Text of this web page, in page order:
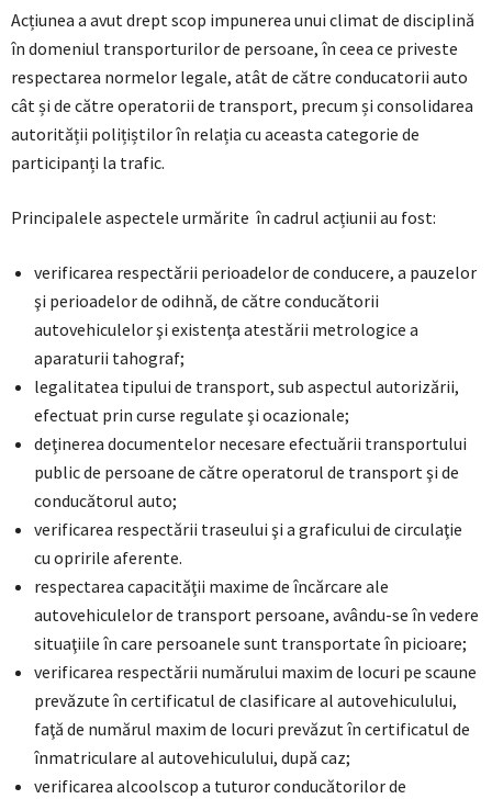
Acțiunea a avut drept scop impunerea unui climat de disciplină
în domeniul transporturilor de persoane, în ceea ce priveste
respectarea normelor legale, atât de către conducatorii auto
cât și de către operatorii de transport, precum și consolidarea
autorității polițiștilor în relația cu aceasta categorie de
participanți la trafic.
Principalele aspectele urmărite în cadrul acțiunii au fost:
verificarea respectării perioadelor de conducere, a pauzelor
şi perioadelor de odihnă, de către conducătorii
autovehiculelor şi existenţa atestării metrologice a
aparaturii tahograf;
legalitatea tipului de transport, sub aspectul autorizării,
efectuat prin curse regulate şi ocazionale;
deţinerea documentelor necesare efectuării transportului
public de persoane de către operatorul de transport şi de
conducătorul auto;
verificarea respectării traseului şi a graficului de circulaţie
cu opririle aferente.
respectarea capacităţii maxime de încărcare ale
autovehiculelor de transport persoane, avându-se în vedere
situaţiile în care persoanele sunt transportate în picioare;
verificarea respectării numărului maxim de locuri pe scaune
prevăzute în certificatul de clasificare al autovehiculului,
faţă de numărul maxim de locuri prevăzut în certificatul de
înmatriculare al autovehiculului, după caz;
verificarea alcoolscop a tuturor conducătorilor de